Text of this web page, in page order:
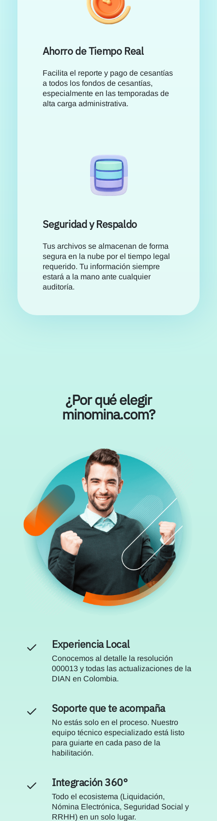
Ahorro de Tiempo Real
Facilita el reporte y pago de cesantías
a todos los fondos de cesantías,
especialmente en las temporadas de
alta carga administrativa.
Seguridad y Respaldo
Tus archivos se almacenan de forma
segura en la nube por el tiempo legal
requerido. Tu información siempre
estará a la mano ante cualquier
auditoría.
¿Por qué elegir
minomina.com?
Experiencia Local
Conocemos al detalle la resolución
000013 y todas las actualizaciones de la
DIAN en Colombia.
Soporte que te acompaña
No estás solo en el proceso. Nuestro
equipo técnico especializado está listo
para guiarte en cada paso de la
habilitación.
Integración 360°
Todo el ecosistema (Liquidación,
Nómina Electrónica, Seguridad Social y
RRHH) en un solo lugar.